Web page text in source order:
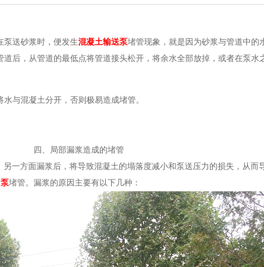
送砂浆时，便发生混凝土输送泵堵管现象，就是因为砂浆与管道中的
后，从管道的最低点将管道接头松开，将余水全部放掉，或者在泵水
与混凝土分开，否则极易造成堵管。
四、局部漏浆造成的堵管
另一方面漏浆后，将导致混凝土的塌落度减小和泵送压力的损失，从而
泵堵管。漏浆的原因主要有以下几种：